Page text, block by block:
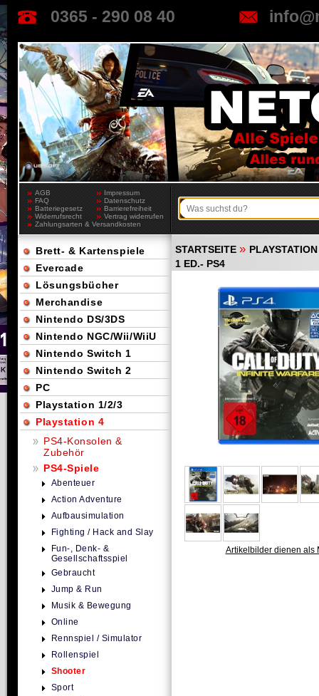
0365 - 290 08 40
AGB
Impressum
FAQ
Datenschutz
Batteriegesetz
Barrierefreiheit
Widerrufsrecht
Vertrag widerrufen
Zahlungsarten & Versandkosten
STARTSEITE »
1 ED.- PS4
Artikelbilder dienen als
Brett- & Kartenspiele
Evercade
Lösungsbücher
Merchandise
Nintendo DS/3DS
Nintendo NGC/Wii/WiiU
Nintendo Switch 1
Nintendo Switch 2
PC
Playstation 1/2/3
Playstation 4
PS4-Konsolen &
Zubehör
PS4-Spiele
Abenteuer
Action Adventure
Aufbausimulation
Fighting / Hack and Slay
Fun-, Denk- &
Gesellschaftsspiel
Gebraucht
Jump & Run
Musik & Bewegung
Online
Rennspiel / Simulator
Rollenspiel
Shooter
Sport